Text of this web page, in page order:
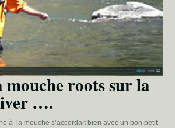
roots sur la
….
à la mouche s’accordait bien avec un bon petit